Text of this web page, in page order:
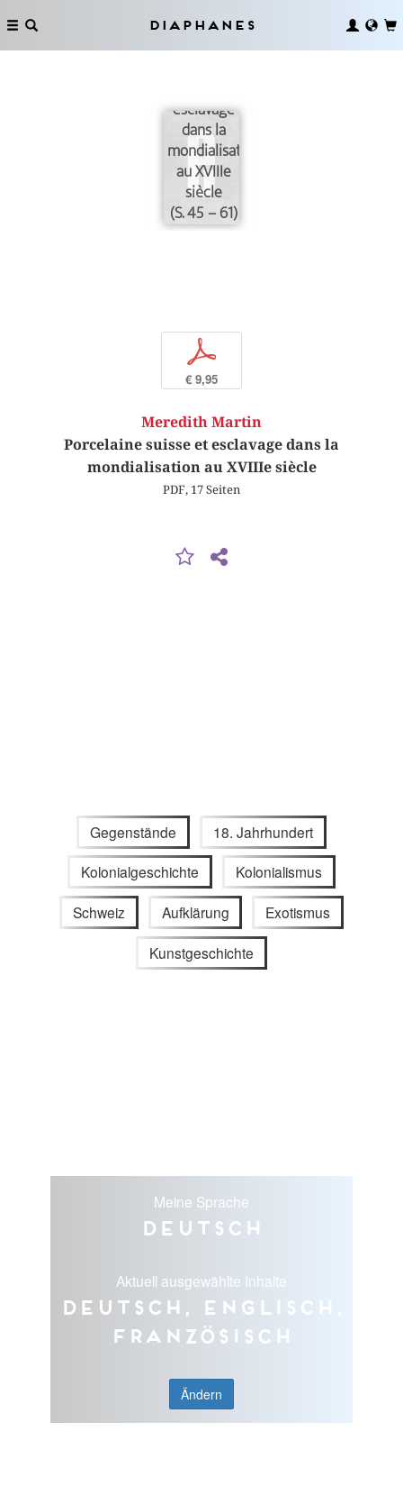
Diaphanes
esclavage
dans la
mondialisation
au XVIIIe
siècle
(S. 45 – 61)
p
€ 9,95
Meredith Martin
Porcelaine suisse et esclavage dans la
mondialisation au XVIIIe siècle
PDF, 17 Seiten
Gegenstände 18. Jahrhundert
Kolonialgeschichte Kolonialismus
Schweiz Aufklärung Exotismus
Kunstgeschichte
Meine Sprache
Deutsch
Aktuell ausgewählte Inhalte
Deutsch, Englisch,
Französisch
Ändern